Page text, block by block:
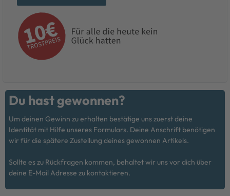
Du hast gewonnen?
Um deinen Gewinn zu erhalten bestätige uns zuerst deine
Identität mit Hilfe unseres Formulars. Deine Anschrift benötigen
wir für die spätere Zustellung deines gewonnen Artikels.
Sollte es zu Rückfragen kommen, behaltet wir uns vor dich über
deine E-Mail Adresse zu kontaktieren.